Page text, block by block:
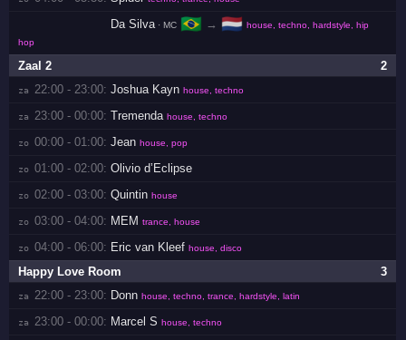
Da Silva · MC 🇧🇷 → 🇳🇱 house, techno, hardstyle, hip
hop
2
Zaal 2
za 22:00 - 23:00: Joshua Kayn house, techno
za 23:00 - 00:00: Tremenda house, techno
zo 00:00 - 01:00: Jean house, pop
zo 01:00 - 02:00: Olivio d’Eclipse
zo 02:00 - 03:00: Quintin house
zo 03:00 - 04:00: MEM trance, house
zo 04:00 - 06:00: Eric van Kleef house, disco
3
Happy Love Room
za 22:00 - 23:00: Donn house, techno, trance, hardstyle, latin
za 23:00 - 00:00: Marcel S house, techno